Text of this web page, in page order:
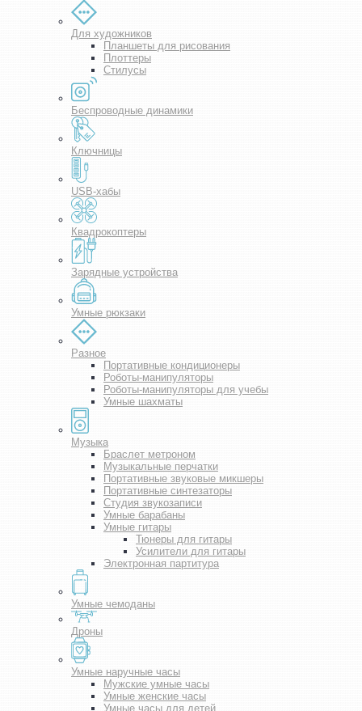
Для художников
Планшеты для рисования
Плоттеры
Стилусы
Беспроводные динамики
Ключницы
USB-хабы
Квадрокоптеры
Зарядные устройства
Умные рюкзаки
Разное
Портативные кондиционеры
Роботы-манипуляторы
Роботы-манипуляторы для учебы
Умные шахматы
Музыка
Браслет метроном
Музыкальные перчатки
Портативные звуковые микшеры
Портативные синтезаторы
Студия звукозаписи
Умные барабаны
Умные гитары
Тюнеры для гитары
Усилители для гитары
Электронная партитура
Умные чемоданы
Дроны
Умные наручные часы
Мужские умные часы
Умные женские часы
Умные часы для детей